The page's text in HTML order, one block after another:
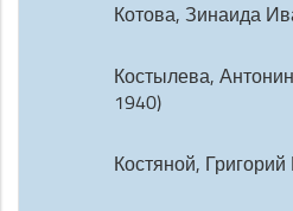
Котова, Зинаида
Костылева,
1940)
Костяной,